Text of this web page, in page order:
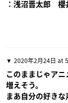
：浅沼晋太郎
2020年2月24日 at
このままじゃア
増えそう。
まあ自分の好き